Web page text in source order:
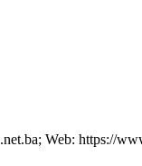
Web: https://